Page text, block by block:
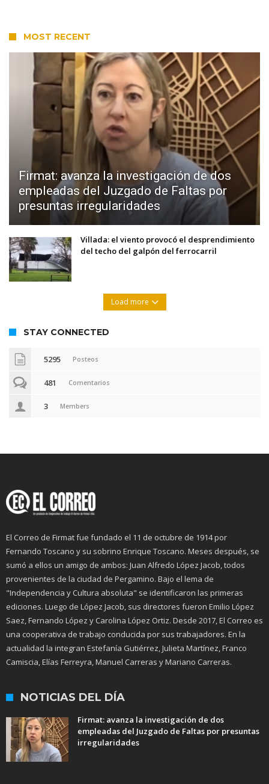
MOST RECENT
Firmat: avanza la investigación de dos
empleadas del Juzgado de Faltas por
presuntas irregularidades
Villada: el viento provocó el desprendimiento
del techo del galpón del ferrocarril
Load more
STAY CONNECTED
5295 Posteos
481 Comentarios
3 Members
El Correo de Firmat fue fundado el 11 de octubre de 1914 por
Fernando Toscano y su sobrino Enrique Toscano. Meses después, se
sumó a ellos un amigo de ambos: Juan Alfredo López Jacob, todos
provenientes de la ciudad de Pergamino. Bajo el lema de
"Independencia y Cultura absoluta" se identificaron las primeras
ediciones. Luego de López Jacob, sus directores fueron Emilio López
Saez, Fernando López y Carolina López Ortiz. Desde 2017, El Correo es
una cooperativa de trabajo conducida por sus trabajadores. En la
actualidad la integran Estefanía Gutiérrez, Julieta Martínez, Franco
Camiscia, Elías Ferreyra, Manuel Carreras y Mariano Carreras.
NOTICIAS DEL DÍA
Firmat: avanza la investigación de dos
empleadas del Juzgado de Faltas por presuntas
irregularidades